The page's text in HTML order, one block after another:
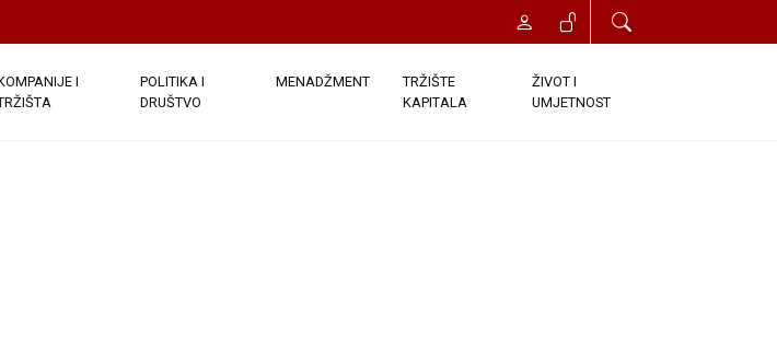
I
POLITIKA I
DRUŠTVO
MENADŽMENT
TRŽIŠTE
KAPITALA
ŽIVOT I
UMJETNOST
o vašem računu dostavljeni, bit će vam odobren trenutni pristup